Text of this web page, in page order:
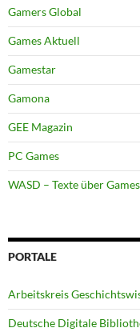
Gamers Global
Games Aktuell
Gamestar
Gamona
GEE Magazin
PC Games
WASD – Texte über Games
PORTALE
Arbeitskreis
Deutsche Digitale